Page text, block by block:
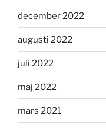
december 2022
augusti 2022
juli 2022
maj 2022
mars 2021